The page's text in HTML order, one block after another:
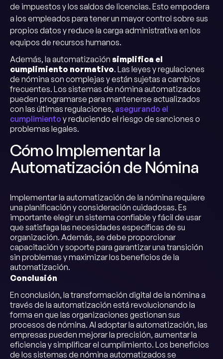
de impuestos y los saldos de licencias. Esto empodera
a los empleados para tener un mayor control sobre sus
propios datos y reduce la carga administrativa en los
equipos de recursos humanos.
Además, la automatización simplifica el
cumplimiento normativo. Las leyes y regulaciones
de nómina son complejas y están sujetas a cambios
frecuentes. Los sistemas de nómina automatizados
pueden programarse para mantenerse actualizados
con las últimas regulaciones, asegurando el
cumplimiento y reduciendo el riesgo de sanciones o
problemas legales.
Cómo Implementar la
Automatización de Nómina
Implementar la automatización de la nómina requiere
una planificación y consideración cuidadosas. Es
importante elegir un sistema confiable y fácil de usar
que satisfaga las necesidades específicas de su
organización. Además, se debe proporcionar
capacitación y soporte para garantizar una transición
sin problemas y maximizar los beneficios de la
automatización.
Conclusión
En conclusión, la transformación digital de la nómina a
través de la automatización está revolucionando la
forma en que las organizaciones gestionan sus
procesos de nómina. Al adoptar la automatización, las
empresas pueden mejorar la precisión, aumentar la
eficiencia y simplificar el cumplimiento. Los beneficios
de los sistemas de nómina automatizados se